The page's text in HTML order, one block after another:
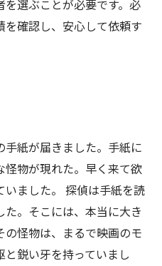
選ぶことが必要です。必
確認し、安心して依頼す
紙が届きました。手紙に
物が現れた。早く来て欲
いました。 探偵は手紙を読
。そこには、本当に大き
怪物は、まるで映画のモ
鋭い牙を持っていまし